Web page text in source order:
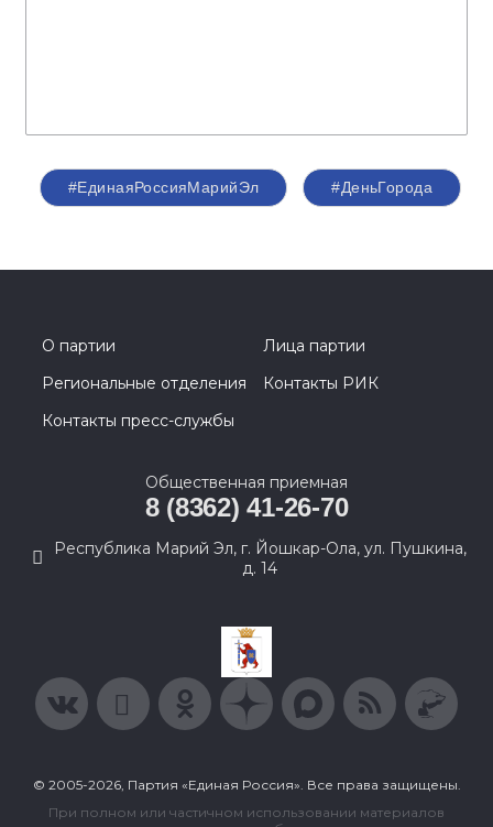
#ЕдинаяРоссияМарийЭл #ДеньГорода
О партии
Лица партии
Региональные отделения
Контакты РИК
Контакты пресс-службы
Общественная приемная
8 (8362) 41-26-70
Республика Марий Эл, г. Йошкар-Ола, ул. Пушкина,
д. 14
© 2005-2026, Партия «Единая Россия». Все права защищены.
При полном или частичном использовании материалов